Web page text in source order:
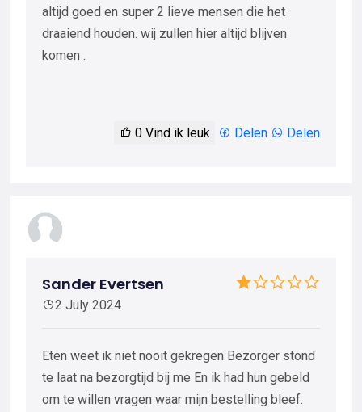
altijd goed en super 2 lieve mensen die het
draaiend houden. wij zullen hier altijd blijven
komen .
0 Vind ik leuk Delen Delen
Sander Evertsen
2 July 2024
Eten weet ik niet nooit gekregen Bezorger stond
te laat na bezorgtijd bij me En ik had hun gebeld
om te willen vragen waar mijn bestelling bleef.